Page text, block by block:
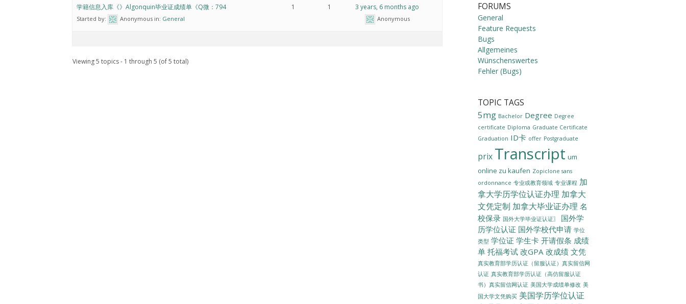
学籍信息入库《》Algonquin毕业证成绩单《Q微：794
Started by: Anonymous in: General
1 1 3 years, 6 months ago
Anonymous
Viewing 5 topics - 1 through 5 (of 5 total)
FORUMS
General
Feature Requests
Bugs
Allgemeines
Wünschenswertes
Fehler (Bugs)
TOPIC TAGS
5mg Bachelor Degree Degree
certificate Diploma Graduate Certificate
Graduation ID卡 offer Postgraduate
prix Transcript um
online zu kaufen Zopiclone sans
ordonnance 专业或教育领域 专业课程 加
拿大学历学位认证办理 加拿大
文凭定制 加拿大毕业证办理 名
校保录 国外大学毕业证认证〗
国外学
历学位认证 国外学校代申请 学位
类型 学位证 学生卡 开请假条 成绩
单 托福考试 改GPA 改成绩 文凭
真实教育部学历认证（留服认证）真实留信网
认证 真实教育部学历认证（高仿留服认证
书）真实留信网认证 美国大学成绩单修改 美
国大学文凭购买 美国学历学位认证